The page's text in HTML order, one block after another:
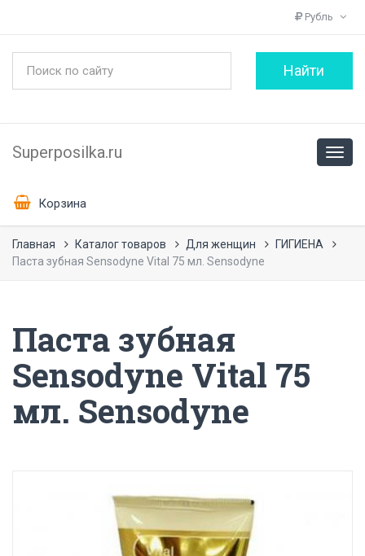
Рубль
Superposilka.ru
Корзина
Главная Каталог товаров Для женщин
ГИГИЕНА
Паста зубная Sensodyne Vital 75 мл. Sensodyne
Паста зубная
Sensodyne Vital 75
мл. Sensodyne